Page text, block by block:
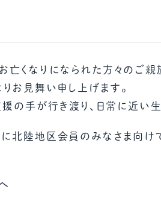
教材販売
ピアファシリテーター
亡くなりになられた方々のご
お見舞い申し上げます。
の手が行き渡り、日常に近い
に北陸地区会員のみなさま向